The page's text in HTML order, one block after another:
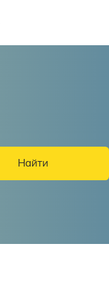
Найти